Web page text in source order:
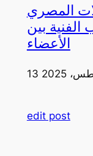
المصري
بين
الأعضاء
2025
edit post